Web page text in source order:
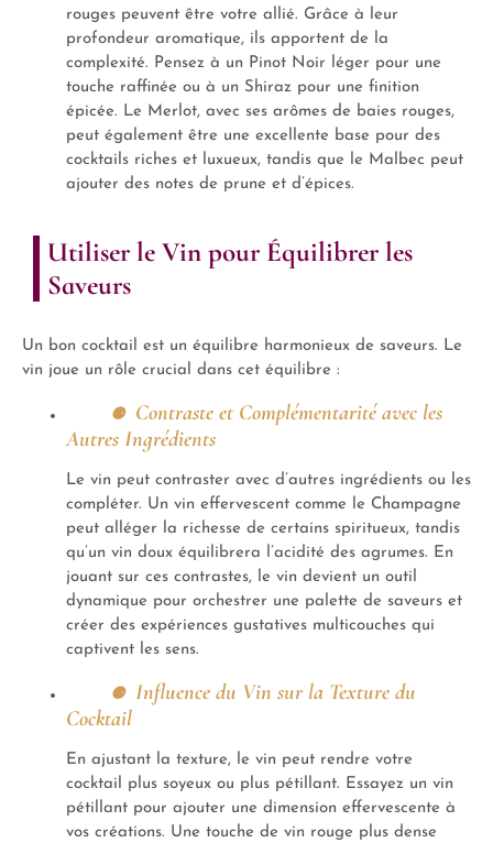
rouges peuvent être votre allié. Grâce à leur
profondeur aromatique, ils apportent de la
complexité. Pensez à un Pinot Noir léger pour une
touche raffinée ou à un Shiraz pour une finition
épicée. Le Merlot, avec ses arômes de baies rouges,
peut également être une excellente base pour des
cocktails riches et luxueux, tandis que le Malbec peut
ajouter des notes de prune et d’épices.
Utiliser le Vin pour Équilibrer les
Saveurs
Un bon cocktail est un équilibre harmonieux de saveurs. Le
vin joue un rôle crucial dans cet équilibre :
Contraste et Complémentarité avec les
Autres Ingrédients
Le vin peut contraster avec d’autres ingrédients ou les
compléter. Un vin effervescent comme le Champagne
peut alléger la richesse de certains spiritueux, tandis
qu’un vin doux équilibrera l’acidité des agrumes. En
jouant sur ces contrastes, le vin devient un outil
dynamique pour orchestrer une palette de saveurs et
créer des expériences gustatives multicouches qui
captivent les sens.
Influence du Vin sur la Texture du
Cocktail
En ajustant la texture, le vin peut rendre votre
cocktail plus soyeux ou plus pétillant. Essayez un vin
pétillant pour ajouter une dimension effervescente à
vos créations. Une touche de vin rouge plus dense